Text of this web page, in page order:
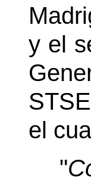
y el
el
"